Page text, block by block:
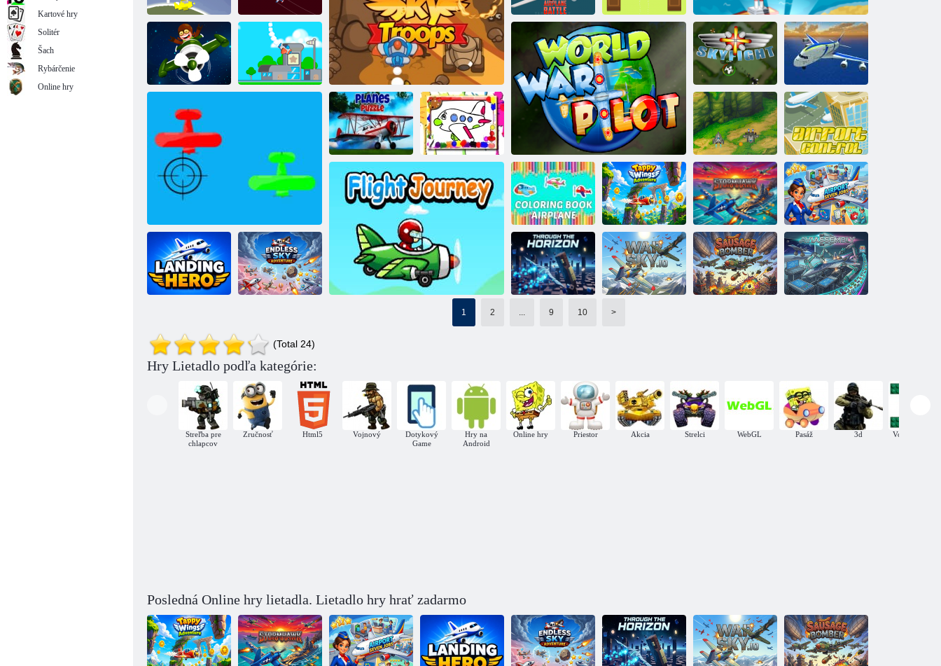
Cartoon letový Santa je letecká spoločnosť
Vzduchová vojna
Mikropiloti Majiteľ lietadla
Vojna na oblohe
Bitka o letún
Lietadlo
prichádza!
Zberateľ hviezd
Pilotná svetová vojna
Bravda Letový simulátor
Bojová línia
Lietadlá v akcii
Omalovánka v
lietadle
Nebeský rytier
Letové cestovanie
Správa letísk
Omaľovánky
lietadlo
Okrídlené
dobrodružstvá
Petrel
Sedem profesií
na letisku
Vzdušný hrdina
dobrodružstvo
na oblohe
1 2 ... 9 10 >
(Total 24)
Hry Lietadlo podľa kategórie:
Streľba pre
chlapcov
Zručnosť Html5 Vojnový
Dotykový
Game
Hry na
Android
Online hry Priestor Akcia Strelci WebGL Pasáž 3d Vojnové hry
Posledná Online hry lietadla. Lietadlo hry hrať zadarmo
Kartové hry
Solitér
Šach
Rybárčenie
Online hry